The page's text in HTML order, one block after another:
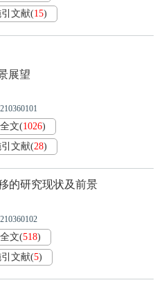
文献(15)
展望
文(1026)
文献(28)
的研究现状及前景
文(518)
文献(5)